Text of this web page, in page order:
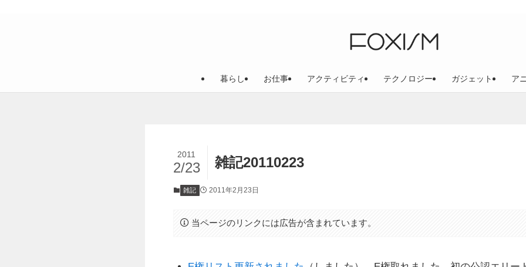
暮らし お仕事 アクティビティ テクノロジー ガジェット ア
雑記20110223
2011
2/23
雑記 2011年2月23日
当ページのリンクには広告が含まれています。